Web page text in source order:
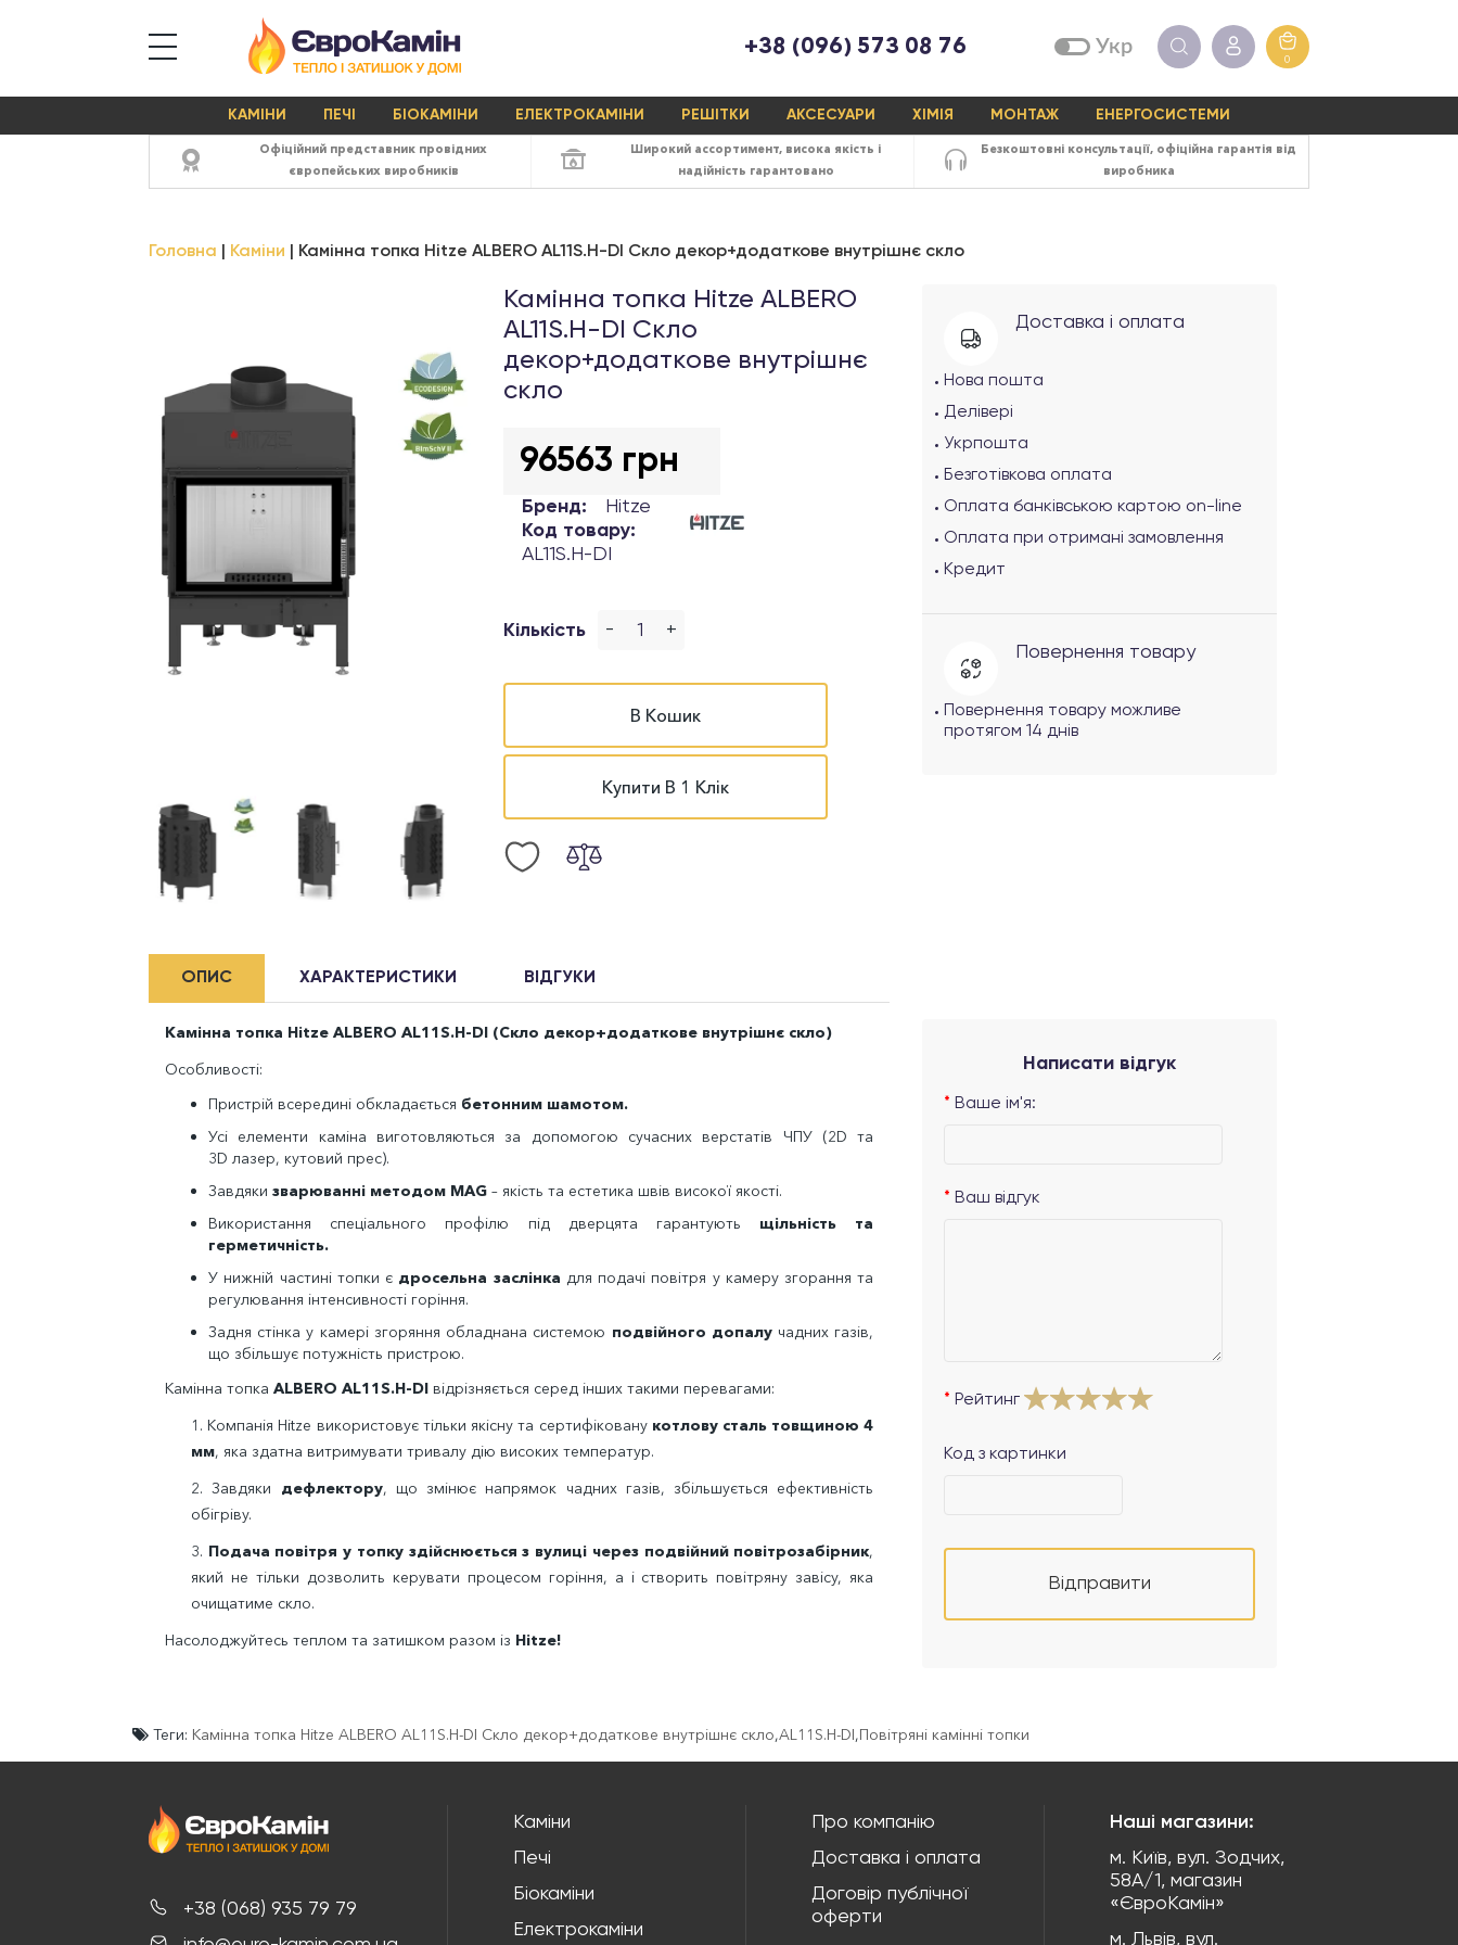
+38 (096) 573 08 76 Укр
0
КАМІНИ ПЕЧІ БІОКАМІНИ ЕЛЕКТРОКАМІНИ РЕШІТКИ АКСЕСУАРИ ХІМІЯ МОНТАЖ ЕНЕРГОСИСТЕМИ
Офіційний представник провідних
європейських виробників
Широкий ассортимент, висока якість і
надійність гарантовано
Безкоштовні консультації, офіційна гарантія від
виробника
Головна Каміни Камінна топка Hitze ALBERO AL11S.H-DI Cкло декор+додаткове внутрішнє скло
Камінна топка Hitze ALBERO
AL11S.H-DI Cкло
декор+додаткове внутрішнє
скло
96563 грн
Бренд:
Hitze
Код товару:
AL11S.H-DI
Кількість - +
В Кошик
Купити В 1 Клік
Доставка і оплата
Нова пошта
Делівері
Укрпошта
Безготівкова оплата
Оплата банківською картою on-line
Оплата при отримані замовлення
Кредит
Повернення товару
Повернення товару можливе
протягом 14 днів
ОПИС ХАРАКТЕРИСТИКИ ВІДГУКИ
Камінна топка Hitze ALBERO AL11S.H-DI (Cкло декор+додаткове внутрішнє скло)
Особливості:
Пристрій всередині обкладається бетонним шамотом.
Усі елементи каміна виготовляються за допомогою сучасних верстатів ЧПУ (2Dта
3D лазер, кутовий прес).
Завдяки зварюванні методом MAG – якість та естетика швів високої якості.
Використання спеціального профілю під дверцята гарантують щільність та
герметичність.
У нижній частині топки є дросельна заслінка для подачі повітря у камеру згорання та
регулювання інтенсивності горіння.
Задня стінка у камері згоряння обладнана системою подвійного допалучадних газів,
що збільшує потужність пристрою.
Камінна топка ALBERO AL11S.H-DI відрізняється серед інших такими перевагами:
1. Компанія Hitze використовує тільки якісну та сертифіковану котлову сталь товщиною 4
мм, яка здатна витримувати тривалу дію високих температур.
2. Завдяки дефлектору, що змінює напрямок чадних газів, збільшується ефективність
обігріву.
3. Подача повітря у топку здійснюється з вулиці через подвійний повітрозабірник,
який не тільки дозволить керувати процесом горіння, а і створить повітряну завісу, яка
очищатиме скло.
Насолоджуйтесь теплом та затишком разом із Hitze!
Написати відгук
Ваше ім'я:
Ваш відгук
Рейтинг
Код з картинки
Відправити
Теги: Камінна топка Hitze ALBERO AL11S.H-DI Cкло декор+додаткове внутрішнє скло,AL11S.H-DI,Повітряні камінні топки
+38 (068) 935 79 79
Каміни
Печі
Біокаміни
Електрокаміни
Про компанію
Доставка і оплата
Договір публічної
оферти
Наші магазини:
м. Київ, вул. Зодчих,
58А/1, магазин
«ЄвроКамін»
м. Львів, вул.